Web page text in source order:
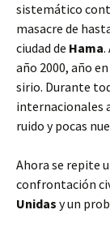
sistemático
masacre de
ciudad de Hama.
año 2000, año
sirio. Durante
internacionales
ruido y pocas
Ahora se repite
confrontación
Unidas y un